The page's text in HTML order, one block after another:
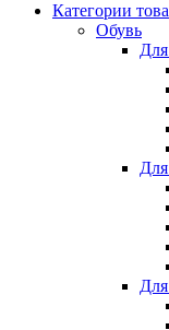
Категории
Обувь